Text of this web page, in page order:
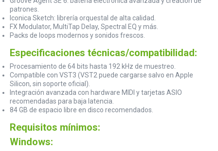
patrones.
Iconica Sketch: librería orquestal de alta calidad.
FX Modulator, MultiTap Delay, Spectral EQ y más.
Packs de loops modernos y sonidos frescos.
Especificaciones técnicas/compatibilidad:
Procesamiento de 64 bits hasta 192 kHz de muestreo.
Compatible con VST3 (VST2 puede cargarse salvo en Apple
Silicon, sin soporte oficial).
Integración avanzada con hardware MIDI y tarjetas ASIO
recomendadas para baja latencia.
84 GB de espacio libre en disco recomendados.
Requisitos mínimos:
Windows: